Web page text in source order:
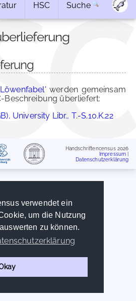
verwendet ein
um die Nutzung
zu können.
HSC Suche
werden gemeinsam
Beschreibung überliefert:
University Libr., T.-S.10.K.22
Handschriftencensus 2026
Impressum
Datenschutzerklärung